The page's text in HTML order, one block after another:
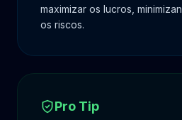
maximizar os lucros,
os riscos.
Pro Tip